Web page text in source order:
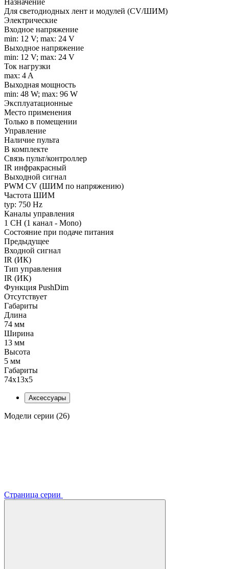
Для светодиодных лент и модулей (CV/ШИМ)
Электрические
Входное напряжение
min: 12 V; max: 24 V
Выходное напряжение
min: 12 V; max: 24 V
Ток нагрузки
max: 4 A
Выходная мощность
min: 48 W; max: 96 W
Эксплуатационные
Место применения
Только в помещении
Управление
Наличие пульта
В комплекте
Связь пульт/контроллер
IR инфракрасный
Выходной сигнал
PWM СV (ШИМ по напряжению)
Частота ШИМ
typ: 750 Hz
Каналы управления
1 CH (1 канал - Mono)
Состояние при подаче питания
Предыдущее
Входной сигнал
IR (ИК)
Тип управления
IR (ИК)
Функция PushDim
Отсутствует
Габариты
Длина
74 мм
Ширина
13 мм
Высота
5 мм
Габариты
74x13x5
Аксессуары
Модели серии (26)
Страница серии